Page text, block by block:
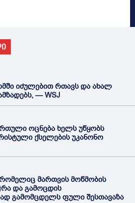
იძულებით რთავს და ახალ
— WSJ
ოცნება ხელს უწყობს
ქსელების უკანონო
მართვის მოწმობის
და გამოცდის
გამომცდელს ფული შესთავაზა